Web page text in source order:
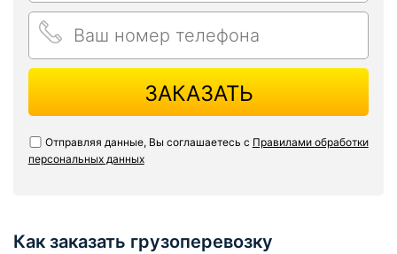
ЗАКАЗАТЬ
Отправляя данные, Вы соглашаетесь с Правилами обработки
персональных данных
Как заказать грузоперевозку